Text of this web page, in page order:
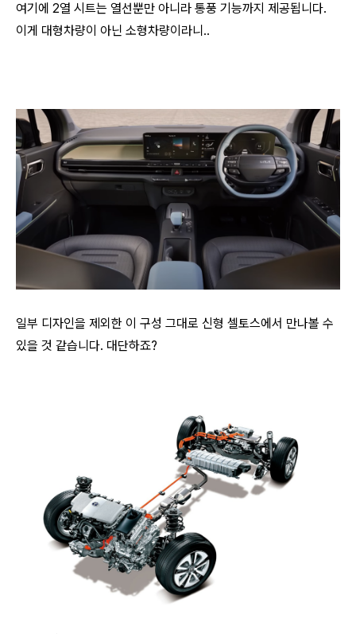
여기에 2열 시트는 열선뿐만 아니라 통풍 기능까지 제공됩니다.
이게 대형차량이 아닌 소형차량이라니..
일부 디자인을 제외한 이 구성 그대로 신형 셀토스에서 만나볼 수
있을 것 같습니다. 대단하죠?